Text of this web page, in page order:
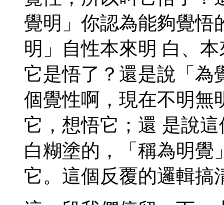
覺明」你認為能夠覺悟
明」自性本來明 白、
它是悟了？還是說「為
個覺性啊，現在不明無
它，想悟它；還 是說
白糊塗的，「稱為明覺
它。這個反覆的邏輯搞